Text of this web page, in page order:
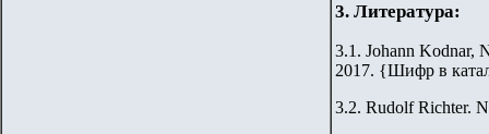
3. Литература:
3.1. Johann Kodnar,
2017. {Шифр в
3.2. Rudolf Richter.